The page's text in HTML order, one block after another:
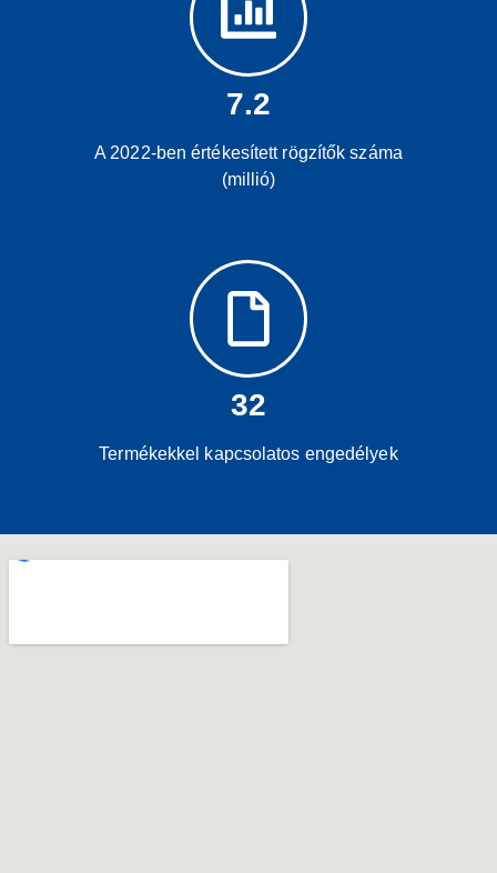
7.2
A 2022-ben értékesített rögzítők száma
(millió)
32
Termékekkel kapcsolatos engedélyek